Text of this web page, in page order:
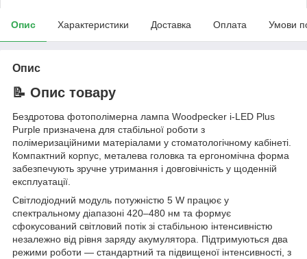
Опис Характеристики Доставка Оплата Умови
Опис
📝 Опис товару
Бездротова фотополімерна лампа Woodpecker i-LED Plus
Purple призначена для стабільної роботи з
полімеризаційними матеріалами у стоматологічному кабінеті.
Компактний корпус, металева головка та ергономічна форма
забезпечують зручне утримання і довговічність у щоденній
експлуатації.
Світлодіодний модуль потужністю 5 W працює у
спектральному діапазоні 420–480 нм та формує
сфокусований світловий потік зі стабільною інтенсивністю
незалежно від рівня заряду акумулятора. Підтримуються два
режими роботи — стандартний та підвищеної інтенсивності, з